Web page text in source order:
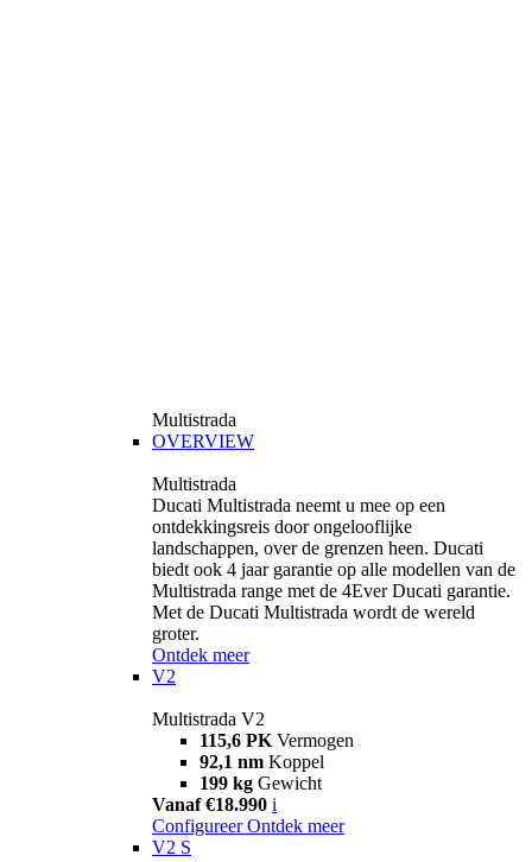
Multistrada
OVERVIEW
Multistrada
Ducati Multistrada neemt u mee op een
ontdekkingsreis door ongelooflijke
landschappen, over de grenzen heen. Ducati
biedt ook 4 jaar garantie op alle modellen van de
Multistrada range met de 4Ever Ducati garantie.
Met de Ducati Multistrada wordt de wereld
groter.
Ontdek meer
V2
Multistrada V2
115,6 PK Vermogen
92,1 nm Koppel
199 kg Gewicht
Vanaf €18.990 i
Configureer Ontdek meer
V2 S